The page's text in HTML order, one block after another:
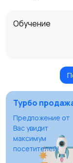
Обучение
Красота и
Ремонт и
строительство
Турбо
Предложение от
Вас увидит
максимум
посетителей!